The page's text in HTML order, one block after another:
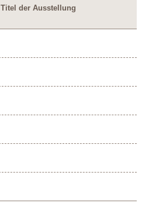
Titel der Ausstellung